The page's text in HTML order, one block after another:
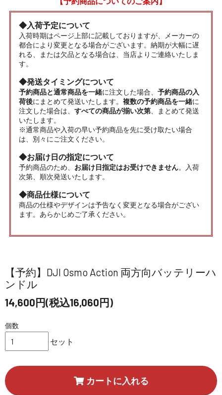
◆入荷予定について
入荷時期はページ上部に記載しておりますが、メーカーの
都合により変更となる場合がございます。納期が大幅に遅
れる、または欠品となる場合は、当店よりご連絡いたしま
す。
◆発送タイミングについて
予約商品と通常商品を一緒に注文した場合、 予約商品の入
荷後にまとめて発送いたします。 複数の予約商品を一緒に
注文した場合は、 すべての商品が揃い次第、まとめて発送
いたします。
※通常商品や入荷の早い予約商品を先に受け取たい場合
は、別々にご注文ください。
◆お届け日の指定について
予約商品のため、 お届け日指定はお受けできません。入荷
次第、順次発送いたします。
◆商品仕様について
商品の仕様やデザインは予告なく変更となる場合がござい
ます。あらかじめご了承ください。
【予約】DJI Osmo Action 両方向バッテリーハ
ンドル
14,600円(税込16,060円)
個数
セット
カートに入れる